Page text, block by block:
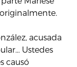
acusada
Ustedes
causó